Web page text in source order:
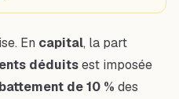
En capital, la part
déduitsest imposée
de 10 % des